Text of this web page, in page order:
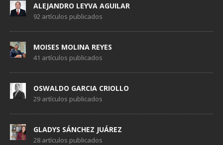
ALEJANDRO LEYVA AGUILAR
92 artículos publicados
MOISES MOLINA REYES
41 artículos publicados
OSWALDO GARCIA CRIOLLO
29 artículos publicados
GLADYS SÁNCHEZ JUÁREZ
28 artículos publicados